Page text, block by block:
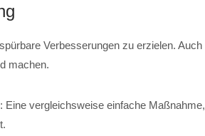
Verbesserungen zu erzielen. Auch
machen.
: Eine vergleichsweise einfache Maßnahme,